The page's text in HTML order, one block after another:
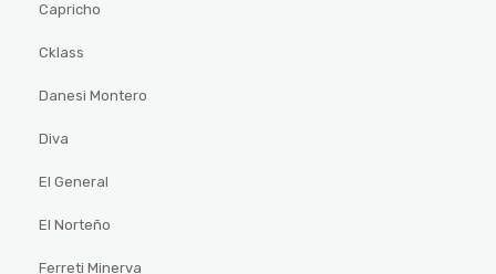
Capricho
Cklass
Danesi Montero
Diva
El General
El Norteño
Ferreti Minerva